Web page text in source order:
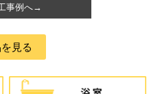
事例へ→
見る